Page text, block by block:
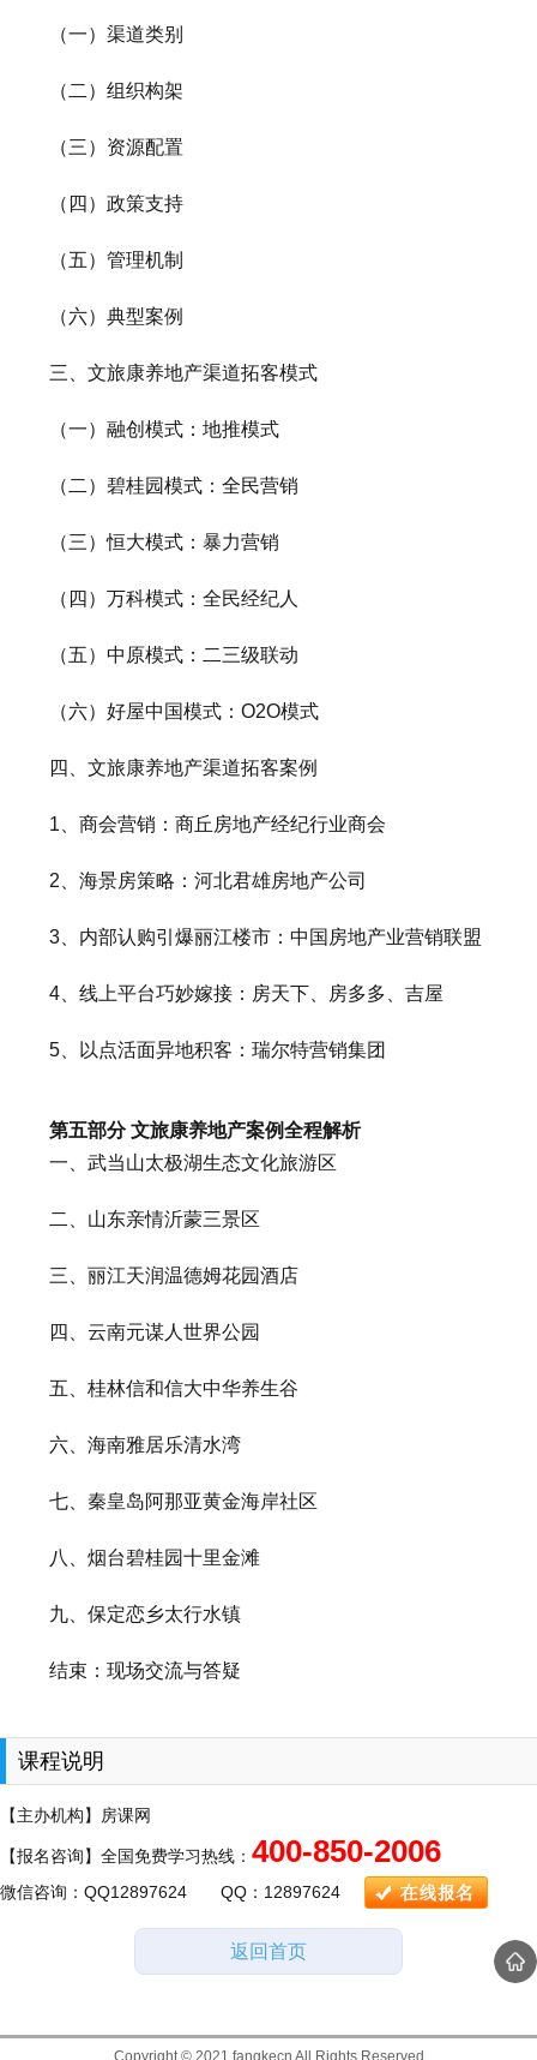
（一）渠道类别
（二）组织构架
（三）资源配置
（四）政策支持
（五）管理机制
（六）典型案例
三、文旅康养地产渠道拓客模式
（一）融创模式：地推模式
（二）碧桂园模式：全民营销
（三）恒大模式：暴力营销
（四）万科模式：全民经纪人
（五）中原模式：二三级联动
（六）好屋中国模式：O2O模式
四、文旅康养地产渠道拓客案例
1、商会营销：商丘房地产经纪行业商会
2、海景房策略：河北君雄房地产公司
3、内部认购引爆丽江楼市：中国房地产业营销联盟
4、线上平台巧妙嫁接：房天下、房多多、吉屋
5、以点活面异地积客：瑞尔特营销集团
第五部分 文旅康养地产案例全程解析
一、武当山太极湖生态文化旅游区
二、山东亲情沂蒙三景区
三、丽江天润温德姆花园酒店
四、云南元谋人世界公园
五、桂林信和信大中华养生谷
六、海南雅居乐清水湾
七、秦皇岛阿那亚黄金海岸社区
八、烟台碧桂园十里金滩
九、保定恋乡太行水镇
结束：现场交流与答疑
课程说明
【主办机构】房课网
【报名咨询】全国免费学习热线： 400-850-2006
微信咨询：QQ12897624 QQ：12897624
返回首页
Copyright © 2021 fangkecn All Rights Reserved